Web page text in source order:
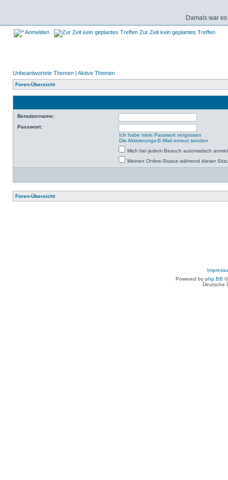
Damals war
Anmelden Zur Zeit kein geplantes Treffen
Unbeantwortete Themen | Aktive Themen
Foren-Übersicht
Benutzername:
Passwort:
Ich habe mein Passwort vergessen
Die Aktivierungs-E-Mail erneut senden
Mich bei jedem Besuch automatisch
Meinen Online-Status während dieser
Foren-Übersicht
Powered by php.BB
Deutsche